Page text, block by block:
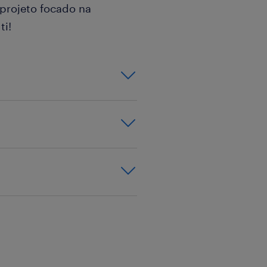
focado na
Relação
de loja.
Ano
semelhantes,
grande
(económico,